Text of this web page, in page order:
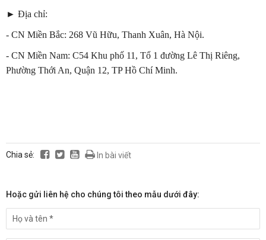
► Địa chỉ:
- CN Miền Bắc: 268 Vũ Hữu, Thanh Xuân, Hà Nội.
- CN Miền Nam: C54 Khu phố 11, Tổ 1 đường Lê Thị Riêng,
Phường Thới An, Quận 12, TP Hồ Chí Minh.
Chia sẻ: In bài viết
Hoặc gửi liên hệ cho chúng tôi theo mẫu dưới đây: